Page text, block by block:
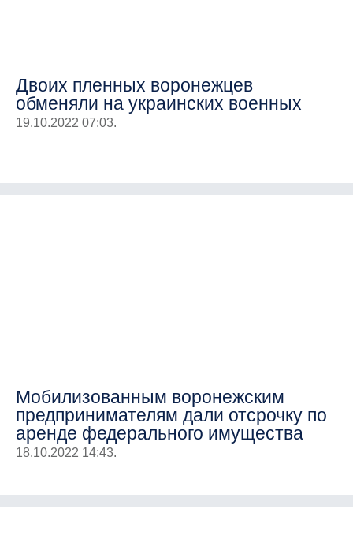
Двоих пленных воронежцев
обменяли на украинских военных
19.10.2022 07:03.
Мобилизованным воронежским
предпринимателям дали отсрочку по
аренде федерального имущества
18.10.2022 14:43.